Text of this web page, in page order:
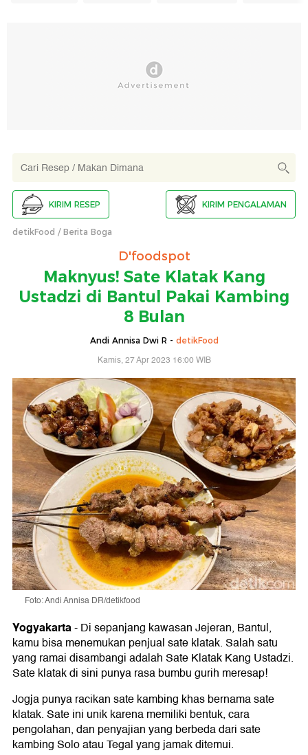
KIRIM RESEP KIRIM PENGALAMAN
detikFood Berita Boga
D'foodspot
Maknyus! Sate Klatak Kang
Ustadzi di Bantul Pakai Kambing
8 Bulan
Andi Annisa Dwi R - detikFood
Kamis, 27 Apr 2023 16:00 WIB
Foto: Andi Annisa DR/detikfood
Yogyakarta-Di sepanjang kawasan Jejeran, Bantul,
kamu bisa menemukan penjual sate klatak. Salah satu
yang ramai disambangi adalah Sate Klatak Kang Ustadzi.
Sate klatak di sini punya rasa bumbu gurih meresap!
Jogja punya racikan sate kambing khas bernama sate
klatak. Sate ini unik karena memiliki bentuk, cara
pengolahan, dan penyajian yang berbeda dari sate
kambing Solo atau Tegal yang jamak ditemui.